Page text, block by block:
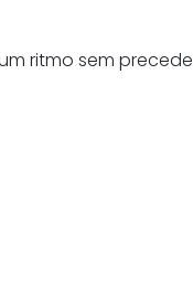
ritmo sem